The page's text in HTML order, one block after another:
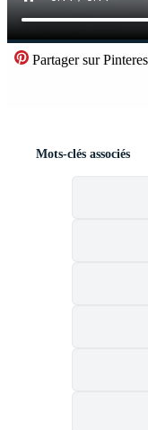
Partager sur
Mots-clés associés